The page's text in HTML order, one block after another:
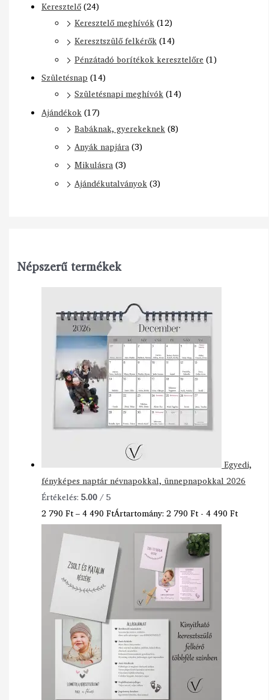
Keresztelő(24)
Keresztelő meghívók(12)
Keresztszülő felkérők(14)
Pénzátadó borítékok keresztelőre (1)
Születésnap (14)
Születésnapi meghívók(14)
Ajándékok(17)
Babáknak, gyerekeknek(8)
Anyák napjára(3)
Mikulásra(3)
Ajándékutalványok(3)
Népszerű termékek
Egyedi,
fényképes naptár névnapokkal, ünnepnapokkal 2026
Értékelés:5.00/ 5
2 790Ft–4 490FtÁrtartomány: 2 790 Ft - 4 490 Ft